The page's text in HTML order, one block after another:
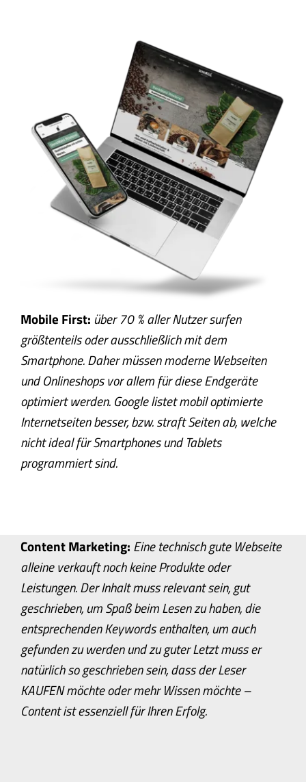
Mobile First: über 70 % aller Nutzer surfen
größtenteils oder ausschließlich mit dem
Smartphone. Daher müssen moderne Webseiten
und Onlineshops vor allem für diese Endgeräte
optimiert werden. Google listet mobil optimierte
Internetseiten besser, bzw. straft Seiten ab, welche
nicht ideal für Smartphones und Tablets
programmiert sind.
Content Marketing: Eine technisch gute Webseite
alleine verkauft noch keine Produkte oder
Leistungen. Der Inhalt muss relevant sein, gut
geschrieben, um Spaß beim Lesen zu haben, die
entsprechenden Keywords enthalten, um auch
gefunden zu werden und zu guter Letzt muss er
natürlich so geschrieben sein, dass der Leser
KAUFEN möchte oder mehr Wissen möchte –
Content ist essenziell für Ihren Erfolg.